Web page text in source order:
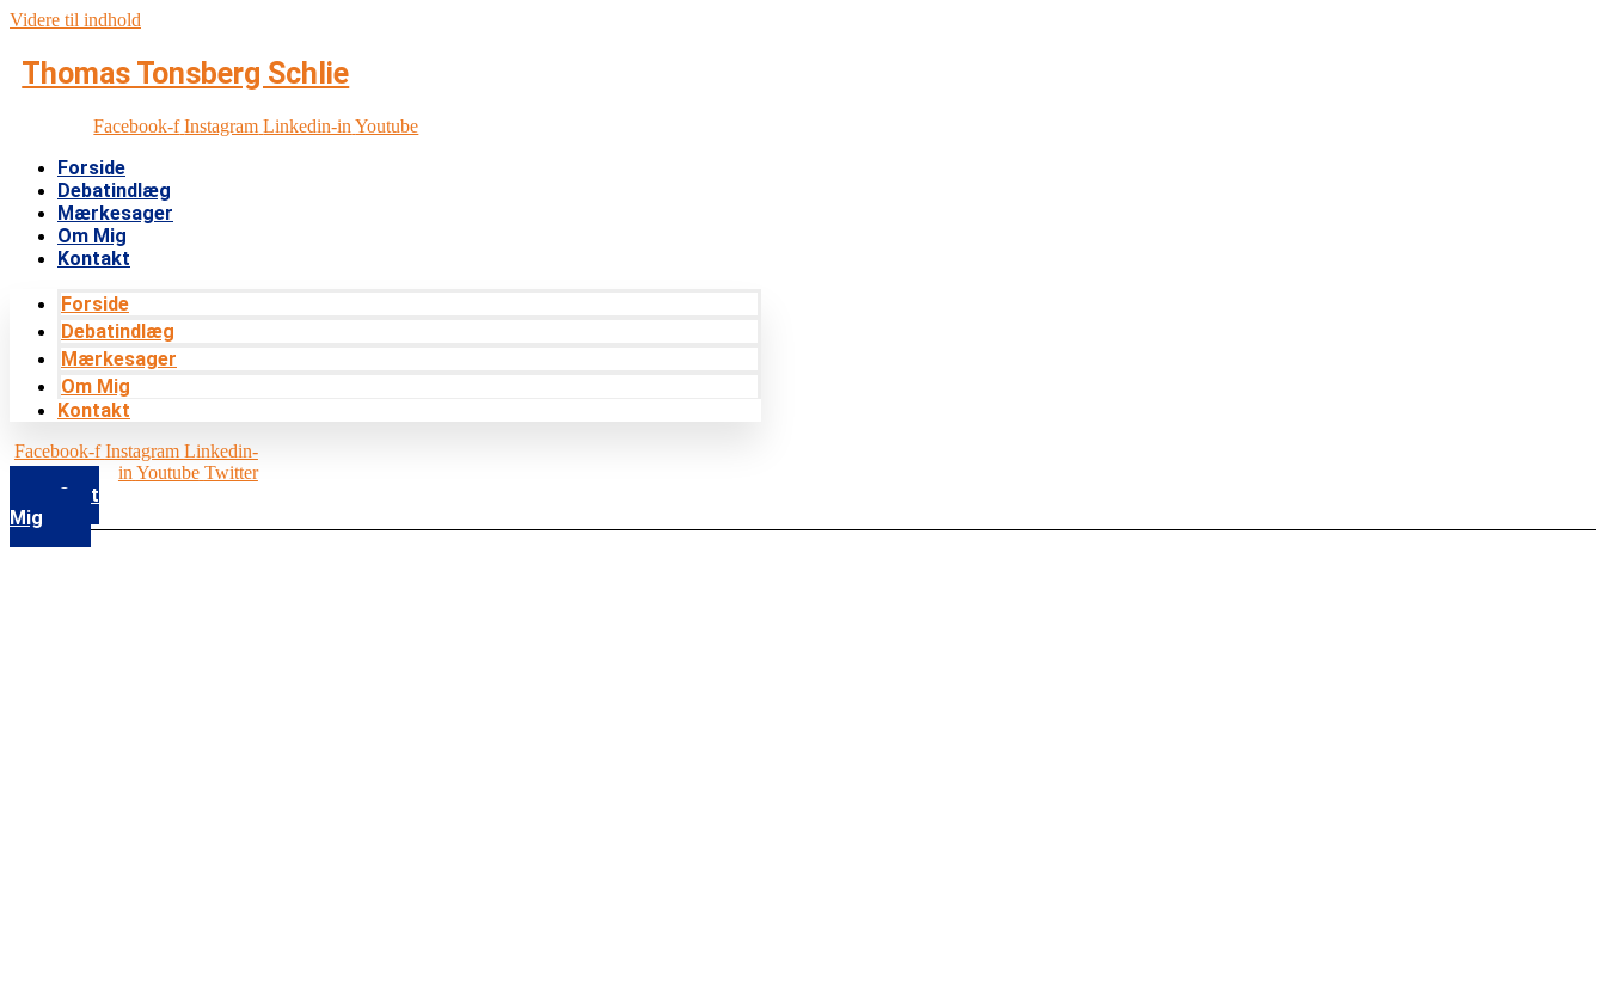
Videre til indhold
Thomas Tonsberg Schlie
Facebook-f Instagram Linkedin-in Youtube
Forside
Debatindlæg
Mærkesager
Om Mig
Kontakt
Forside
Debatindlæg
Mærkesager
Om Mig
Kontakt
Facebook-f Instagram Linkedin-
in Youtube Twitter
Støt
Mig